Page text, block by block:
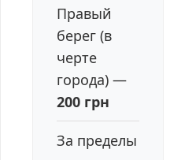
Правый
берег (в
черте
города) —
200 грн
За пределы